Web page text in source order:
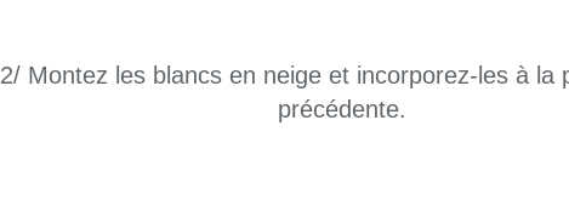
2/ Montez les blancs en neige et incorporez-les à la
précédente.